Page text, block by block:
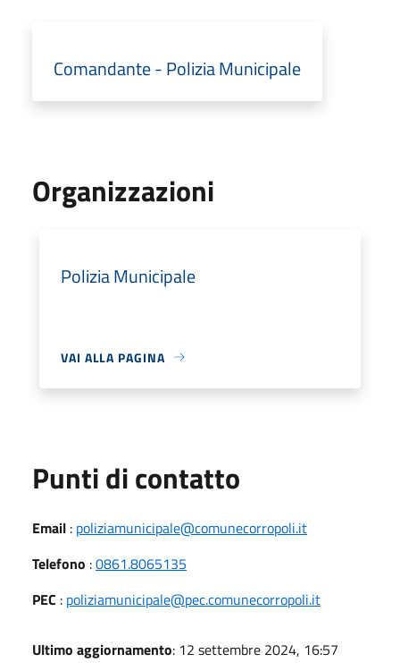
Comandante - Polizia Municipale
Organizzazioni
Polizia Municipale
VAI ALLA PAGINA
Punti di contatto
Email : poliziamunicipale@comunecorropoli.it
Telefono :0861.8065135
PEC : poliziamunicipale@pec.comunecorropoli.it
Ultimo aggiornamento: 12 settembre 2024, 16:57